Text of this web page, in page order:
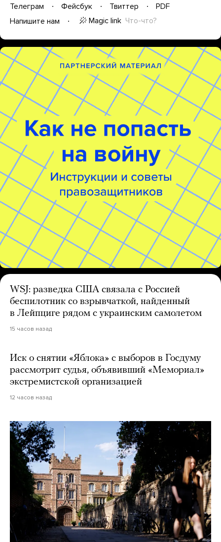
Телеграм Фейсбук Твиттер
PDF
Напишите нам
Magic link Что-что?
WSJ: разведка США связала с Россией
беспилотник со взрывчаткой, найденный
в Лейпциге рядом с украинским самолетом
15 часов назад
Иск о снятии «Яблока» с выборов в Госдуму
рассмотрит судья, объявивший «Мемориал»
экстремистской организацией
12 часов назад